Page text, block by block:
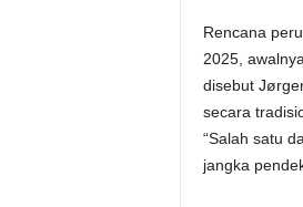
Rencana
2025,
disebut
secara
“Salah satu
jangka